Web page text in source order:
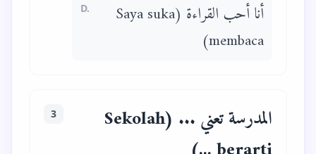
D.
أنا أحب القراءة (Saya suka
membaca)
3
المدرسة تعني ... (Sekolah